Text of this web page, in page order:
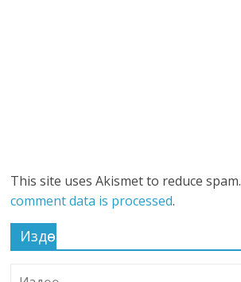
This site uses Akismet to reduce spam.
comment data is processed.
Издөө